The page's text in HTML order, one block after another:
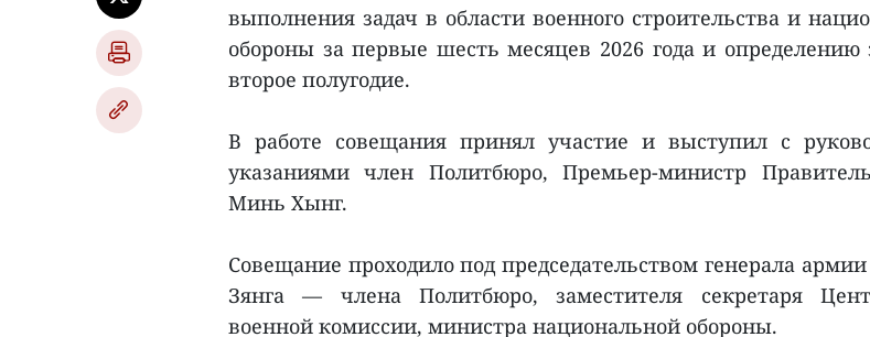
выполнения задач в области военного строительства и
обороны за первые шесть месяцев 2026 года и определению
второе полугодие.
В работе совещания принял участие и выступил с
указаниями член Политбюро, Премьер-министр
Минь Хынг.
Совещание проходило под председательством генерала
Зянга — члена Политбюро, заместителя секретаря
военной комиссии, министра национальной обороны.